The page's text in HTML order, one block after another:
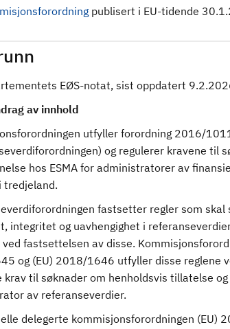
publisert i EU-tidende
EØS-notat, sist oppdatert
av innhold
utfyller forordning 2016/
og regulerer kravene til
hos ESMA for administratorer av
tredjeland.
fastsetter regler som skal
integritet og uavhengighet i
fastsettelsen av disse.
og (EU) 2018/1646 utfyller disse reglene
til søknader om henholdsvis tillatelse
av referanseverdier.
delegerte kommisjonsforordningen (EU)